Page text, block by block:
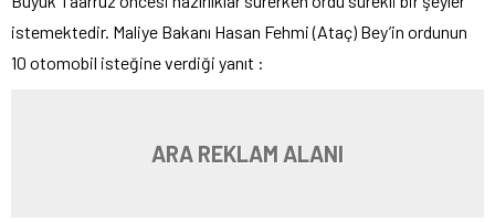
istemektedir. Maliye Bakanı Hasan Fehmi (Ataç) Bey’in ordunun
10 otomobil isteğine verdiği yanıt :
ARA REKLAM ALANI